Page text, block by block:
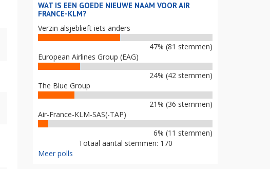
WAT IS EEN GOEDE NIEUWE NAAM VOOR AIR
FRANCE-KLM?
Verzin alsjeblieft iets anders
47% (81 stemmen)
European Airlines Group (EAG)
24% (42 stemmen)
The Blue Group
21% (36 stemmen)
Air-France-KLM-SAS(-TAP)
6% (11 stemmen)
Totaal aantal stemmen: 170
Meer polls